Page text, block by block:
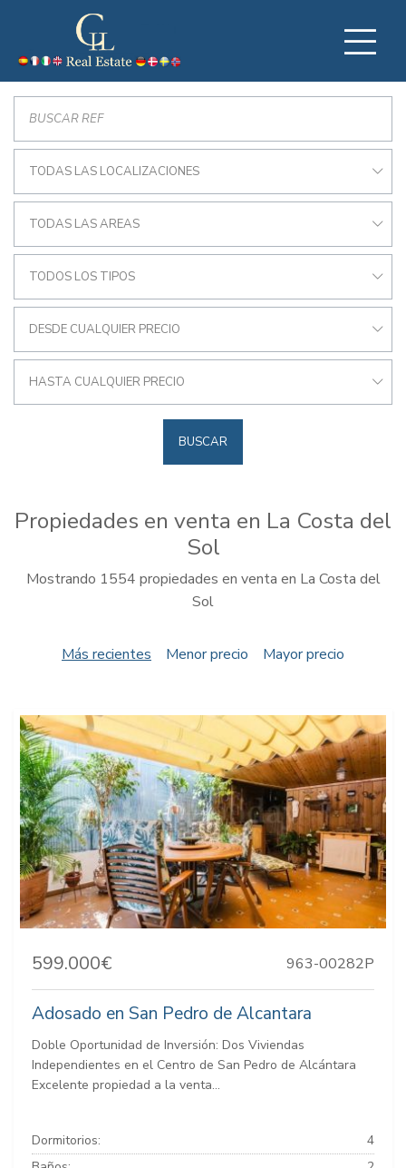
TODAS LAS LOCALIZACIONES
TODAS LAS AREAS
TODOS LOS TIPOS
DESDE CUALQUIER PRECIO
HASTA CUALQUIER PRECIO
BUSCAR
Propiedades en venta en La Costa del
Sol
Mostrando 1554 propiedades en venta en La Costa del
Sol
Más recientes Menor precio Mayor precio
599.000€ 963-00282P
Adosado en San Pedro de Alcantara
Doble Oportunidad de Inversión: Dos Viviendas
Independientes en el Centro de San Pedro de Alcántara
Excelente propiedad a la venta...
Dormitorios:
4